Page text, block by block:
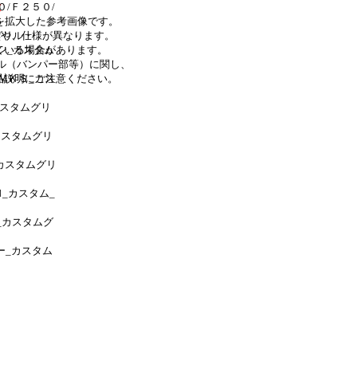
画像です。
ります。
ります。
）に関し、
ださい。
/Ｆ２５０/
ル・
_カスタム
ＫＳ_カス
タムグリ
タムグリ
タムグリ
スタム_
スタムグ
_カスタム